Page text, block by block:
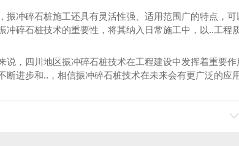
振冲碎石桩施工还具有灵活性强、适用范围广的特点，
冲碎石桩技术的重要性，将其纳入日常施工中，以..工程
说，四川地区振冲碎石桩技术在工程建设中发挥着重要
断进步和..，相信振冲碎石桩技术在未来会有更广泛的应